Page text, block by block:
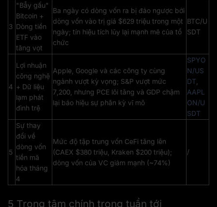
3
"Bẫy gấu"
Bitcoin +
Dòng tiền
ETF vào
tăng vọt
Ba ngày có dòng vốn ra bị đảo ngược bởi
dòng vốn vào trị giá $629 triệu trong một
ngày; tín hiệu tích lũy lại mạnh mẽ của tổ
chức
BTC/U
SDT
4
Lợi nhuận
công nghệ
+ Dữ liệu
lạm phát
đình trệ
Apple, Google và các công ty cùng
ngành vượt kỳ vọng; S&P vượt mức
7,200, nhưng PCE lõi tăng và GDP chậm
lại báo hiệu sự phân kỳ vĩ mô
SPYO
N/US
DT
AAPL
ON/U
SDT
5
Sự thay
đổi về
dòng vốn
tiền mã
hóa tháng
4
Mức độ tập trung vốn CeFi tăng lên
(CAEX $380 triệu, Kraken $200 triệu);
dòng vốn của VC giảm mạnh (~74%)
/
5 Trọng tâm chính trong tuần tới